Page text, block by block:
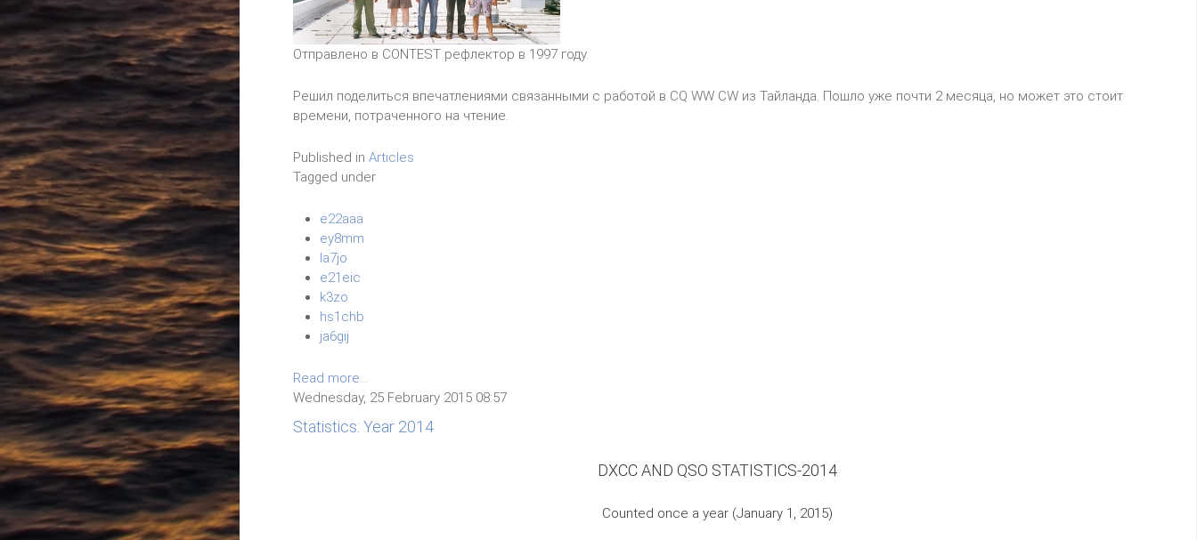
Отправлено в CONTEST рефлектор в 1997 году.
Решил поделиться впечатлениями связанными с работой в CQ WW CW из Тайланда. Пошло уже почти 2 месяца, но может это стоит
времени, потраченного на чтение.
Published in Articles
Tagged under
e22aaa
ey8mm
la7jo
e21eic
k3zo
hs1chb
ja6gij
Read more...
Wednesday, 25 February 2015 08:57
Statistics: Year 2014
DXCC AND QSO STATISTICS-2014
Counted once a year (January 1, 2015)